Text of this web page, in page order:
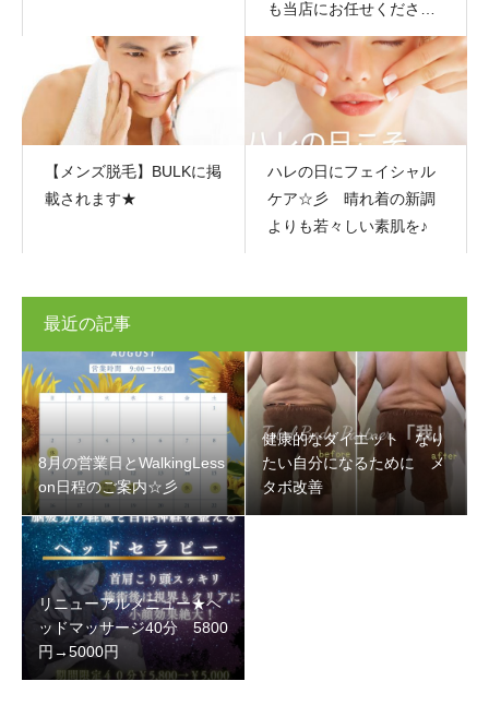
も当店にお任せください
☆彡
【メンズ脱毛】BULKに掲
載されます★
ハレの日にフェイシャル
ケア☆彡 晴れ着の新調
よりも若々しい素肌を♪
最近の記事
8月の営業日とWalkingLess
on日程のご案内☆彡
健康的なダイエット なり
たい自分になるために メ
タボ改善
リニューアルメニュー★ヘ
ッドマッサージ40分 5800
円→5000円